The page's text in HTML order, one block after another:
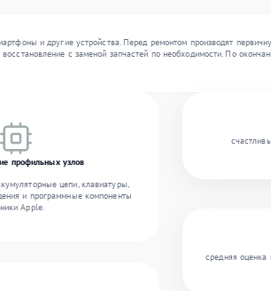
и другие устройства. Перед ремонтом производят
с заменой запчастей по необходимости. По
профильных узлов
цепи, клавиатуры,
и программные компоненты
Apple.
средняя оценка